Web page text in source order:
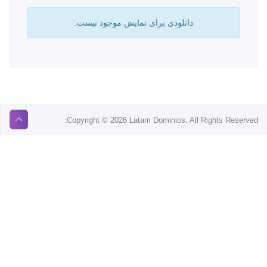
دانلودی برای نمایش موجود نیست.
Copyright © 2026 Latam Dominios. All Rights Reserved.